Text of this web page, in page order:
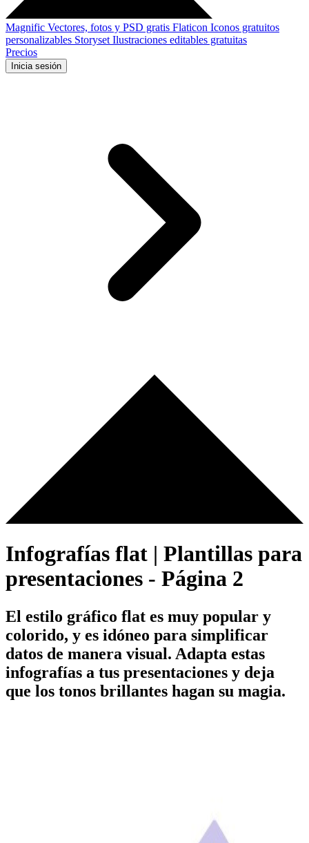
Magnific Vectores, fotos y PSD gratis Flaticon Iconos gratuitos
personalizables Storyset Ilustraciones editables gratuitas
Precios
Inicia sesión
Infografías flat | Plantillas para
presentaciones - Página 2
El estilo gráfico flat es muy popular y
colorido, y es idóneo para simplificar
datos de manera visual. Adapta estas
infografías a tus presentaciones y deja
que los tonos brillantes hagan su magia.